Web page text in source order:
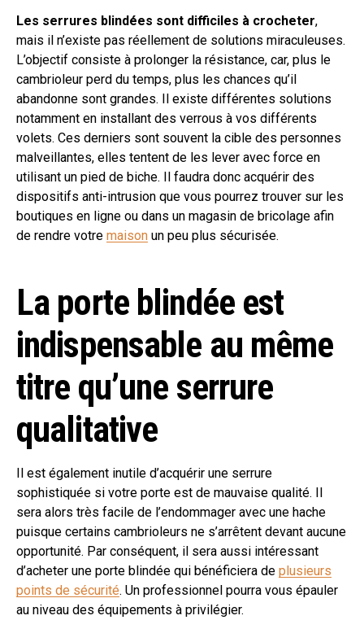
Les serrures blindées sont difficiles à crocheter,
mais il n’existe pas réellement de solutions miraculeuses.
L’objectif consiste à prolonger la résistance, car, plus le
cambrioleur perd du temps, plus les chances qu’il
abandonne sont grandes. Il existe différentes solutions
notamment en installant des verrous à vos différents
volets. Ces derniers sont souvent la cible des personnes
malveillantes, elles tentent de les lever avec force en
utilisant un pied de biche. Il faudra donc acquérir des
dispositifs anti-intrusion que vous pourrez trouver sur les
boutiques en ligne ou dans un magasin de bricolage afin
de rendre votre maison un peu plus sécurisée.
La porte blindée est
indispensable au même
titre qu’une serrure
qualitative
Il est également inutile d’acquérir une serrure
sophistiquée si votre porte est de mauvaise qualité. Il
sera alors très facile de l’endommager avec une hache
puisque certains cambrioleurs ne s’arrêtent devant aucune
opportunité. Par conséquent, il sera aussi intéressant
d’acheter une porte blindée qui bénéficiera de plusieurs
points de sécurité. Un professionnel pourra vous épauler
au niveau des équipements à privilégier.